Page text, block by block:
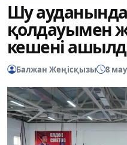
Шу
қолдауымен
кешені
Балжан Жеңісқызы 8